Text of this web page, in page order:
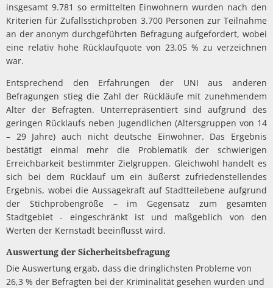
insgesamt 9.781 so ermittelten Einwohnern wurden nach den
Kriterien für Zufallsstichproben 3.700 Personen zur Teilnahme
an der anonym durchgeführten Befragung aufgefordert, wobei
eine relativ hohe Rücklaufquote von 23,05 % zu verzeichnen
war.
Entsprechend den Erfahrungen der UNI aus anderen
Befragungen stieg die Zahl der Rückläufe mit zunehmendem
Alter der Befragten. Unterrepräsentiert sind aufgrund des
geringen Rücklaufs neben Jugendlichen (Altersgruppen von 14
– 29 Jahre) auch nicht deutsche Einwohner. Das Ergebnis
bestätigt einmal mehr die Problematik der schwierigen
Erreichbarkeit bestimmter Zielgruppen. Gleichwohl handelt es
sich bei dem Rücklauf um ein äußerst zufriedenstellendes
Ergebnis, wobei die Aussagekraft auf Stadtteilebene aufgrund
der Stichprobengröße – im Gegensatz zum gesamten
Stadtgebiet - eingeschränkt ist und maßgeblich von den
Werten der Kernstadt beeinflusst wird.
Auswertung der Sicherheitsbefragung
Die Auswertung ergab, dass die dringlichsten Probleme von
26,3 % der Befragten bei der Kriminalität gesehen wurden und